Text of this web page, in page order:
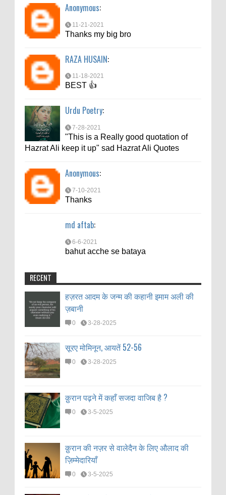
Thanks
md aftab :
bahut acche se bataya
Anonymous:
11-21-2021
Thanks my big bro
RAZA HUSAIN:
11-18-2021
BEST 👍
Urdu Poetry:
7-28-2021
"This is a Really good quotation of
Hazrat Ali keep it up" sad Hazrat Ali Quotes
Anonymous:
7-10-2021
Thanks
md aftab:
6-6-2021
bahut acche se bataya
RECENT
हज़रत आदम के जन्म की कहानी इमाम अली की
ज़बानी
0 3-28-2025
सूरए मोमिनून, आयतें 52-56
0 3-28-2025
क़ुरान पढ़ने में कहाँ सजदा वाजिब है ?
0 3-5-2025
क़ुरान की नज़र से वालेदैन के लिए औलाद की
ज़िम्मेदारियाँ
0 3-5-2025